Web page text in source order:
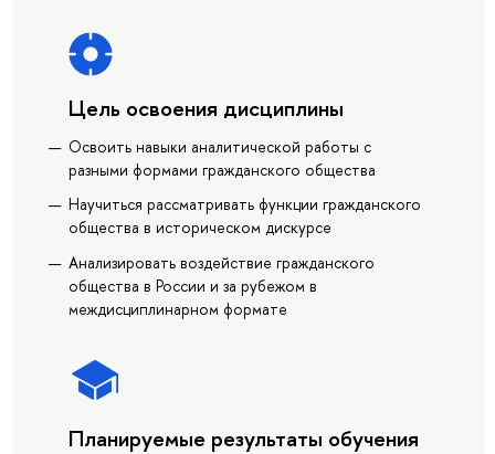
Цель освоения дисциплины
Освоить навыки аналитической работы с
разными формами гражданского общества
Научиться рассматривать функции гражданского
общества в историческом дискурсе
Анализировать воздействие гражданского
общества в России и за рубежом в
междисциплинарном формате
Планируемые результаты обучения